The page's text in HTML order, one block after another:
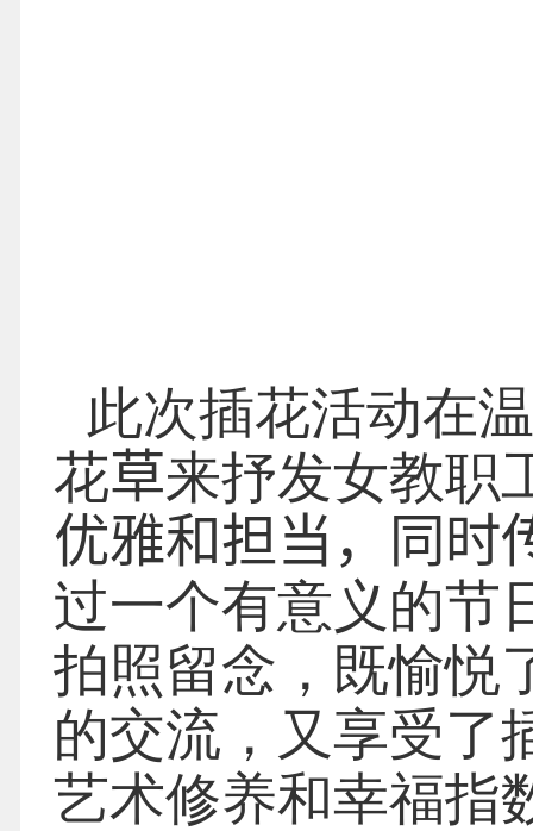
此次插花活动在
花草来抒发女教职
优雅和担当，同时
过一个有意义的节
拍照留念，既愉悦
的交流，又享受了
艺术修养和幸福指